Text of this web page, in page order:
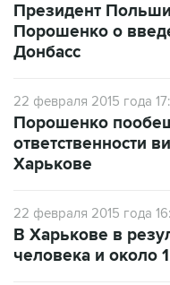
Президент
Порошенко о
Донбасс
22 февраля 2015 года
Порошенко
ответственности
Харькове
22 февраля 2015 года
В Харькове в
человека и около